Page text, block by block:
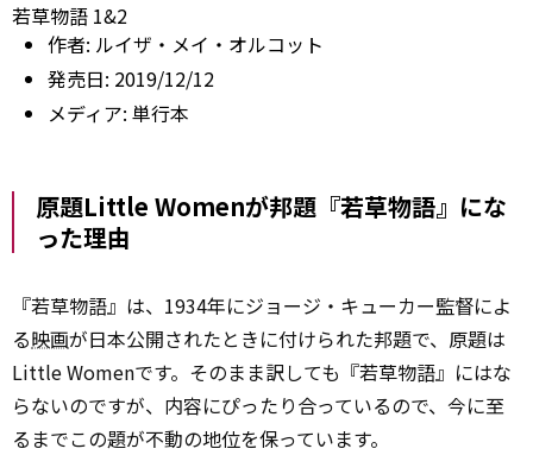
若草物語 1&2
作者: ルイザ・メイ・オルコット
発売日: 2019/12/12
メディア: 単行本
原題Little Womenが邦題『若草物語』にな
った理由
『若草物語』は、1934年にジョージ・キューカー監督によ
る映画が日本公開されたときに付けられた邦題で、原題は
Little Womenです。そのまま訳しても『若草物語』にはな
らないのですが、内容にぴったり合っているので、今に至
るまでこの題が不動の地位を保っています。